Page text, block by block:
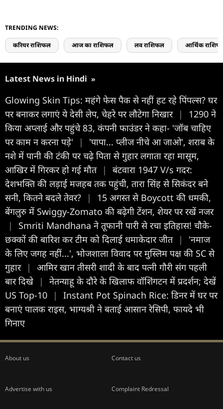
TRENDING NEWS:
करियर राशिफल आज का राशिफल लव राशिफल आर्थिक
Latest News in Hindi »
Glowing Skin Tips: महंगे फेस पैक से नहीं हट रहे पिंपल्स? घर
पर बनाकर लगाएं ये देसी लेप, चेहरे पर लौटेगा निखार |
1290 ने
क‍िया अप्लाई और पहुंचे 83, कंपनी फाउंडर ने कहा- 'जॉब चाहिए
पर काम न करना पड़े'
|
'पापा... प्लीज नीचे आ जाओ', शराब के
नशे में पानी की टंकी पर चढ़े पिता से गुहार लगाता रहा मासूम,
आखिर में गिरकर हो गई मौत |
बंटवारा 1947 V/s गदर:
देशभक्ति की लड़ाई मजहब तक पहुंची, तारा सिंह से सिकंदर बने
सनी, कितने बदले तेवर?
|
15 अगस्त से Boycott की धमकी,
बेंगलुरु में Swiggy-Zomato की बढ़ेगी टेंशन, शेयर पर रखें नजर
|
Smriti Mandhana ने तूफानी पारी से रचा इतिहास! चौके-
छक्कों की बारिश कर टीम को दिलाई धमाकेदार जीत |
'नमाज
के लिए जगह नहीं...', भोजशाला विवाद पर मुस्लिम पक्ष की SC से
गुहार |
आमिर खान तीसरी शादी के बाद पत्नी गौरी संग पहली
बार दिखे
|
नेतन्याहू के दौरे के ख‍िलाफ वॉश‍िंगटन में प्रदर्शन; देखें
US Top-10
|
Instant Pot Spinach Rice: डिनर में घर पर
बनाएं पालक राइस, भाग्यश्री ने बताई आसान रेसिपी, फायदे भी
गिनाए
About us Contact us
Advertise with us Complaint Redressal